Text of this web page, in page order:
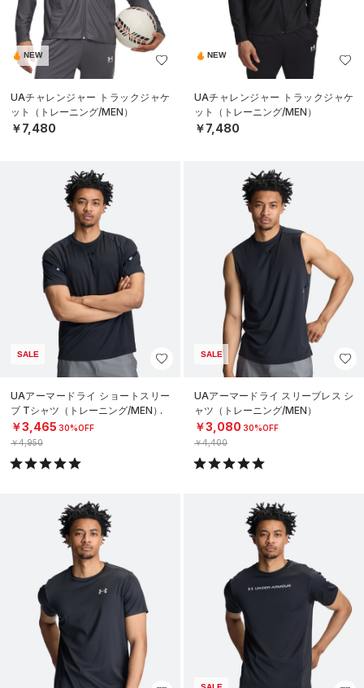
NEW
UAチャレンジャー トラックジャケ
ット（トレーニング/MEN）
￥7,480
NEW
UAチャレンジャー トラックジャケ
ット（トレーニング/MEN）
￥7,480
SALE
UAアーマードライ ショートスリー
ブ Tシャツ（トレーニング/MEN）
￥3,465 30%OFF
￥4,950
SALE
UAアーマードライ スリーブレス シ
ャツ（トレーニング/MEN）
￥3,080 30%OFF
￥4,400